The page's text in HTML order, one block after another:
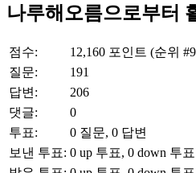
나루해오름으로부터
점수: 12,160 포인트 (순위 #
질문:
191
답변:
206
댓글:
0
투표:
0 질문, 0 답변
보낸 투표: 0 up 투표, 0 down 투표